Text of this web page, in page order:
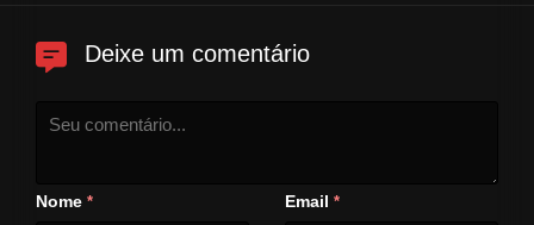
um ano para encontrar o que
Deixe um comentário
Nome * Email *